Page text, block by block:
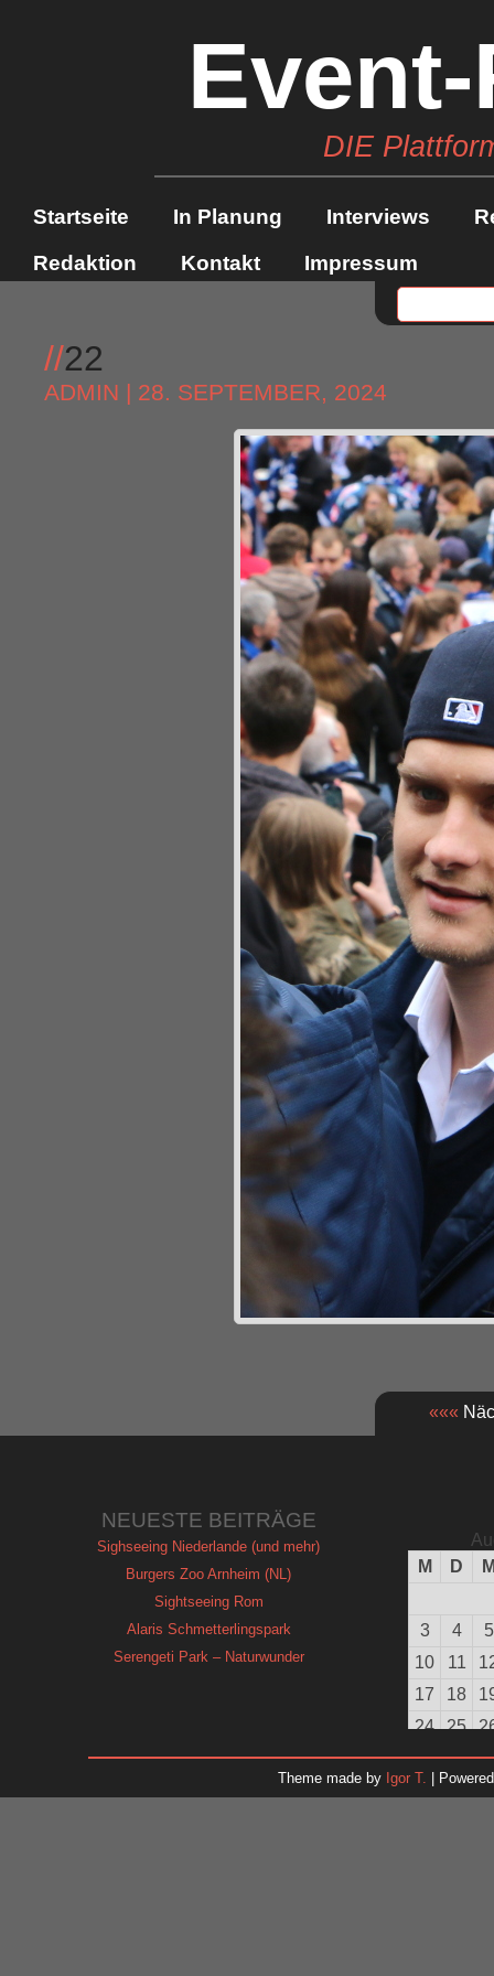
DIE
Startseite In Planung Interviews
Redaktion
Kontakt Impressum
//22
ADMIN | 28. SEPTEMBER, 2024
«««
NEUESTE BEITRÄGE
Sighseeing Niederlande (und mehr)
Burgers Zoo Arnheim (NL)
Sightseeing Rom
Alaris Schmetterlingspark
Serengeti Park – Naturwunder
M
D
3 4
5
10
11
17
18
24
25
31
Theme made by Igor T. |